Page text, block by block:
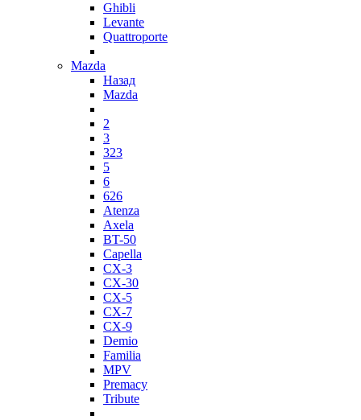
Ghibli
Levante
Quattroporte
Mazda
Назад
Mazda
2
3
323
5
6
626
Atenza
Axela
BT-50
Capella
CX-3
CX-30
CX-5
CX-7
CX-9
Demio
Familia
MPV
Premacy
Tribute